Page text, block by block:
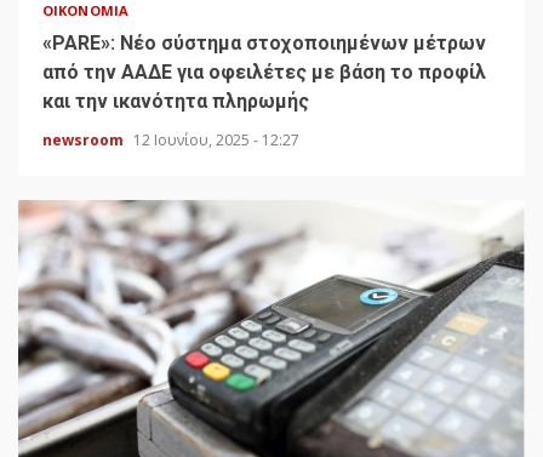
ΟΙΚΟΝΟΜΊΑ
«PARE»: Νέο σύστημα στοχοποιημένων μέτρων
από την ΑΑΔΕ για οφειλέτες με βάση το προφίλ
και την ικανότητα πληρωμής
newsroom 12 Ιουνίου, 2025 - 12:27